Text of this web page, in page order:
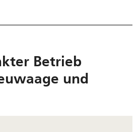
Betrieb
und